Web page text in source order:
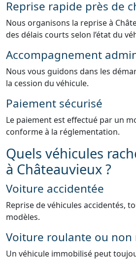
Reprise rapide près de
Nous organisons la reprise à
des délais courts selon l’état du
Accompagnement
Nous vous guidons dans les
la cession du véhicule.
Paiement sécurisé
Le paiement est effectué par un
conforme à la réglementation.
Quels véhicules
à Châteauvieux ?
Voiture accidentée
Reprise de véhicules accidentés,
modèles.
Voiture roulante ou non
Un véhicule immobilisé peut